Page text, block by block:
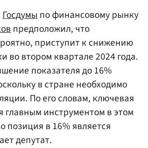
Госдумыпо финансовому рынку
предположил, что
приступит к снижению
во втором квартале 2024 года.
показателя до 16%
в стране необходимо
По его словам, ключевая
главным инструментом в этом
позиция в 16% является
депутат.